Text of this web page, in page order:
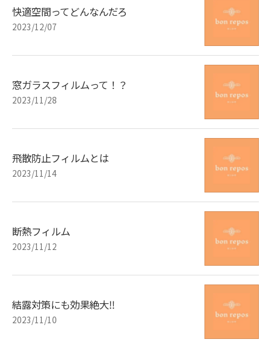
快適空間ってどんなんだろ
2023/12/07
窓ガラスフィルムって！？
2023/11/28
飛散防止フィルムとは
2023/11/14
断熱フィルム
2023/11/12
結露対策にも効果絶大‼︎
2023/11/10